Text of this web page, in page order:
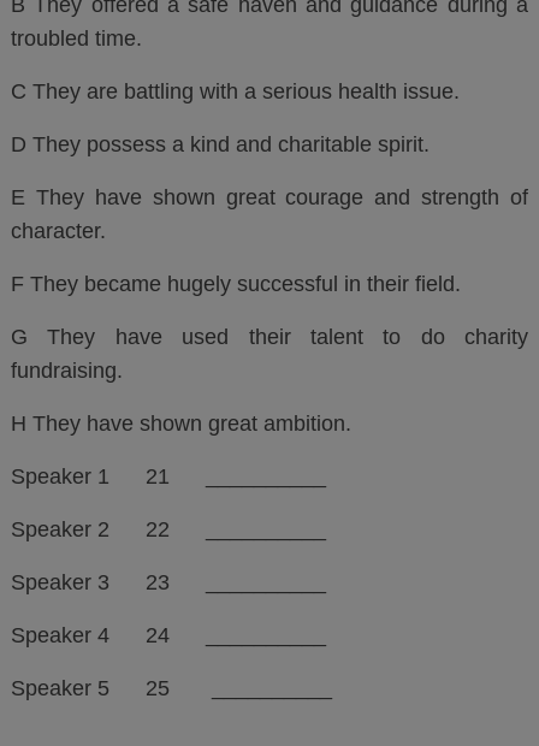
B They offered a safe haven and guidance during a
troubled time.
C They are battling with a serious health issue.
D They possess a kind and charitable spirit.
E They have shown great courage and strength of
character.
F They became hugely successful in their field.
G They have used their talent to do charity
fundraising.
H They have shown great ambition.
Speaker 1 21 __________
Speaker 2 22 __________
Speaker 3 23 __________
Speaker 4 24 __________
Speaker 5 25 __________